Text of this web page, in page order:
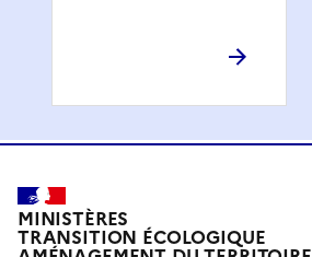
MINISTÈRES
TRANSITION ÉCOLOGIQUE